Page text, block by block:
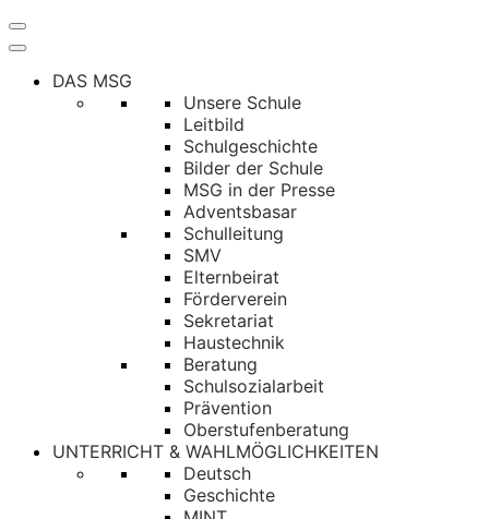
Navigation
umschalten
DAS MSG
Unsere Schule
Leitbild
Schulgeschichte
Bilder der Schule
MSG in der Presse
Adventsbasar
Schulleitung
SMV
Elternbeirat
Förderverein
Sekretariat
Haustechnik
Beratung
Schulsozialarbeit
Prävention
Oberstufenberatung
UNTERRICHT & WAHLMÖGLICHKEITEN
Deutsch
Geschichte